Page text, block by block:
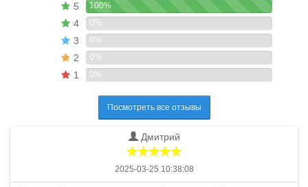
5 100%
4 0%
3 0%
2 0%
1 0%
Посмотреть все отзывы
Дмитрий
2025-03-25 10:38:08